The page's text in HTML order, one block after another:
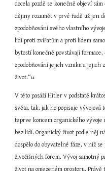
docela pozdě se konečně objeví
dějiny rozumět v prvé řadě už jen
zpodobňování svého vlastního
lidí proti zvířatům a proti lidem
bytostí konečně povstávají
zpodobňování jejich vzniku a jejich
život.“14
V této pasáži Hitler v podstatě
světa, tak, jak ho popisuje
teprve koncem organického vývoje
bez lidí. Organický život podle něj
dospělo do obyvatelné fáze, v níž
živočišných forem. Vývoj samotný
život na omezeném prostoru.